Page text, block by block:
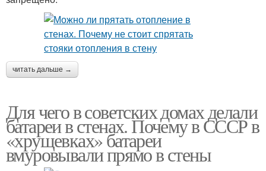
читать дальше →
Для чего в советских домах делали
батареи в стенах. Почему в СССР в
«хрущевках» батареи
вмуровывали прямо в стены